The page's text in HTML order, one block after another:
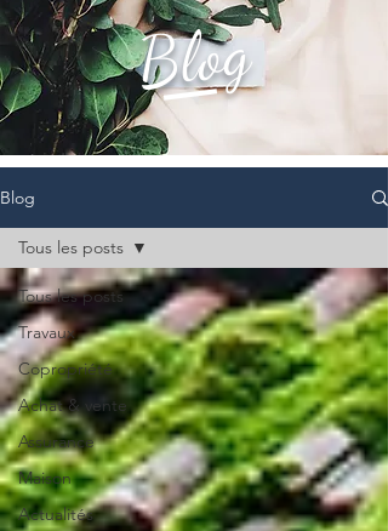
Blog
Blog
Tous les posts
Travaux
Copropriété
Achat & vente
Assurance
Maison
Actualités
Tous les posts